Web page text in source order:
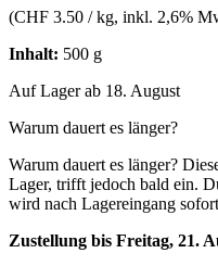
(CHF 3.50 / kg, inkl. 2,6%
Inhalt: 500 g
Auf Lager ab 18. August
Warum dauert es länger?
Warum dauert es länger?
Lager, trifft jedoch bald ein.
wird nach Lagereingang
Zustellung bis Freitag, 21.